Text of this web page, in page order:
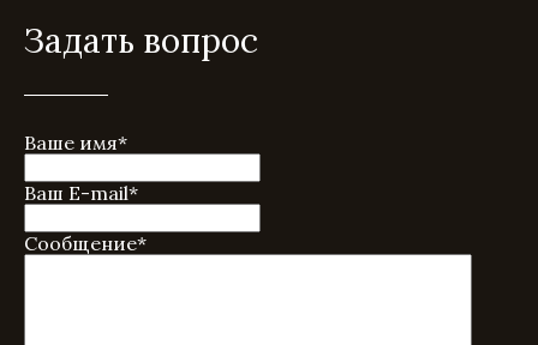
Задать вопрос
Ваше имя*
Ваш E-mail*
Сообщение*